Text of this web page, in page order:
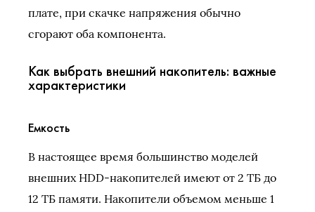
плате, при скачке напряжения обычно
сгорают оба компонента.
Как выбрать внешний накопитель: важные
характеристики
Емкость
В настоящее время большинство моделей
внешних HDD-накопителей имеют от 2 ТБ до
12 ТБ памяти. Накопители объемом меньше 1